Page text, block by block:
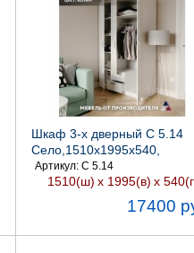
Шкаф 3-х дверный С 5.14
Село,1510х1995х540,
Боровичи Мебель
Артикул: С 5.14
1510(ш) х 1995(в) х
17400